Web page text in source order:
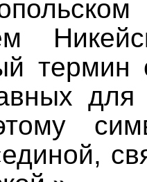
термин